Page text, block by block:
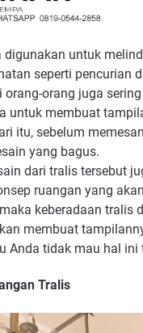
digunakan untuk
seperti pencurian
orang-orang juga
untuk membuat
itu, sebelum
yang bagus.
dari tralis tersebut
ruangan yang
keberadaan tralis
membuat
Anda tidak mau hal ini
Tralis